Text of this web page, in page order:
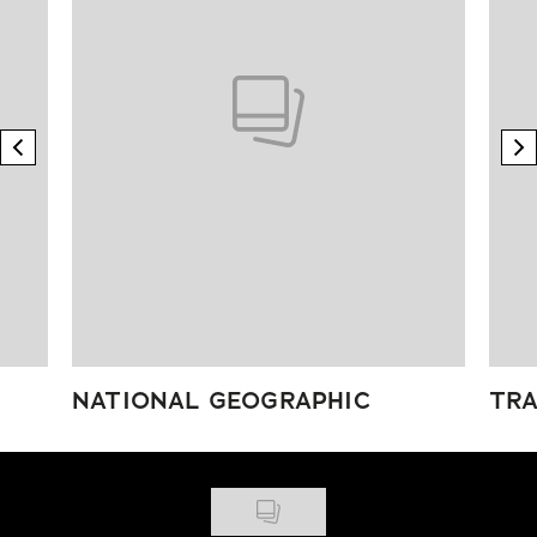
previous element
NATIONAL GEOGRAPHIC